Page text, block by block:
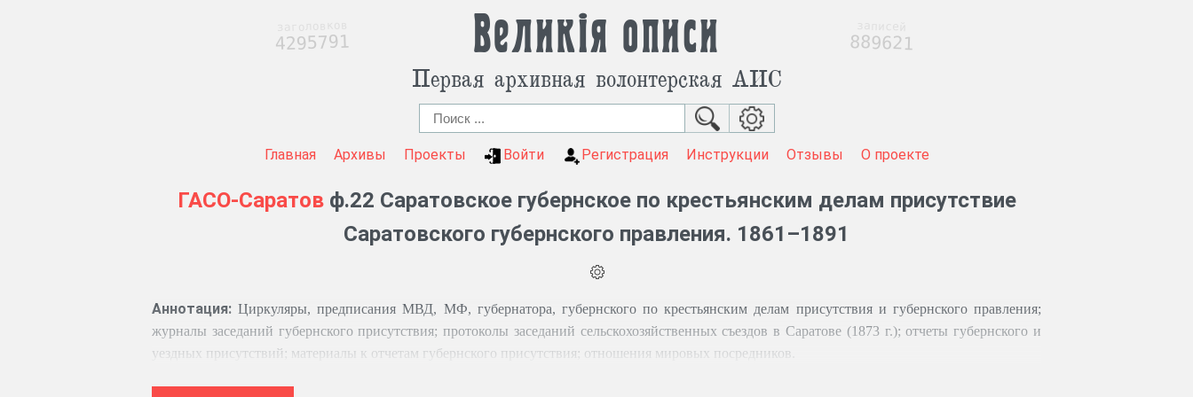
Великія описи
Первая архивная волонтерская АИС
Главная Архивы Проекты Войти Регистрация Инструкции Отзывы О проекте
ГАСО-Саратовф.22 Саратовское губернское по крестьянским делам присутствие
Саратовского губернского правления. 1861–1891
Аннотация: Циркуляры, предписания МВД, МФ, губернатора, губернского по крестьянским делам присутствия и губернского правления;
журналы заседаний губернского присутствия; протоколы заседаний сельскохозяйственных съездов в Саратове (1873 г.); отчеты губернского и
уездных присутствий; материалы к отчетам губернского присутствия; отношения мировых посредников.
4295791 889621